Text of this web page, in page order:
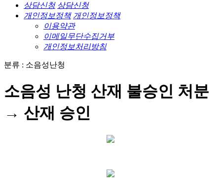
상담신청 상담신청
개인정보정책 개인정보정책
이용약관
이메일무단수집거부
개인정보처리방침
분류 : 소음성난청
소음성 난청 산재 불승인 처분
→ 산재 승인